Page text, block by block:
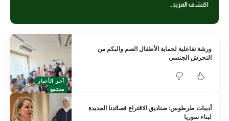
اكتشف المزيد..
آخر الأخبار
مجتمع
ورشة تفاعلية لحماية الأطفال الصم والبكم من
التحرش الجنسي
أديبات طرطوس: صناديق الاقتراع قصائدنا الجديدة
لبناء سوريا